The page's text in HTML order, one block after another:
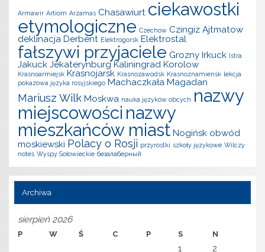
Armawir Artiom Arzamas Chasawiurt ciekawostki
etymologiczne Czechow Czingiz Ajtmatow
deklinacja Derbent Elektrogorsk Elektrostal
fałszywi przyjaciele Grozny Irkuck Istra
Jakuck Jekaterynburg Kaliningrad Korolow
Krasnoarmiejsk Krasnojarsk Krasnozawodsk Krasnoznamiensk lekcja
pokazowa języka rosyjskiego Machaczkała Magadan
Mariusz Wilk Moskwa nauka języków obcych nazwy
miejscowości nazwy
mieszkańców miast Nogińsk obwód
moskiewski Polacy o Rosji przyrostki szkoły językowe Wilczy
notes Wyspy Sołowieckie безалаберный
Archiwa
sierpień 2026
P W Ś C P S N
1 2